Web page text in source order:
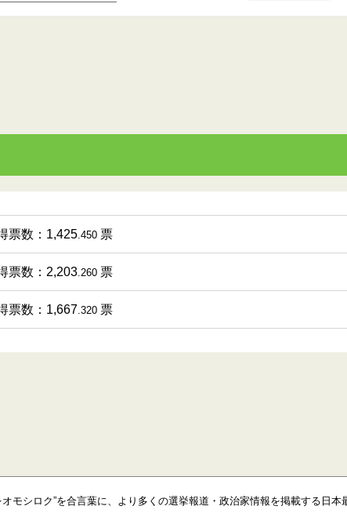
票数：1,425.450 票
票数：2,203.260 票
票数：1,667.320 票
モシロク”を合言葉に、より多くの選挙報道・政治家情報を掲載する日